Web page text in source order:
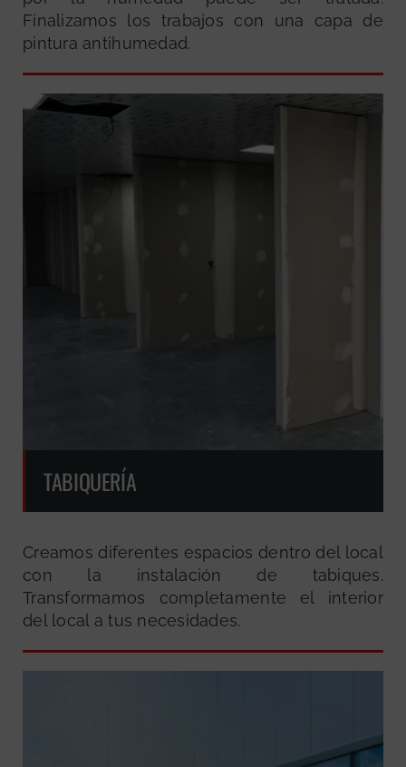
Finalizamos los trabajos con una capa de
pintura antihumedad.
TABIQUERÍA
Creamos diferentes espacios dentro del local
con la instalación de tabiques.
Transformamos completamente el interior
del local a tus necesidades.
GRATUITA